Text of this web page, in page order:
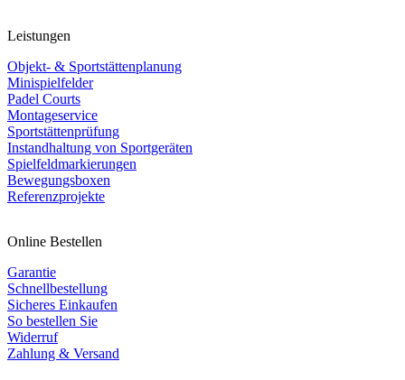
Leistungen
Objekt- & Sportstättenplanung
Minispielfelder
Padel Courts
Montageservice
Sportstättenprüfung
Instandhaltung von Sportgeräten
Spielfeldmarkierungen
Bewegungsboxen
Referenzprojekte
Online Bestellen
Garantie
Schnellbestellung
Sicheres Einkaufen
So bestellen Sie
Widerruf
Zahlung & Versand